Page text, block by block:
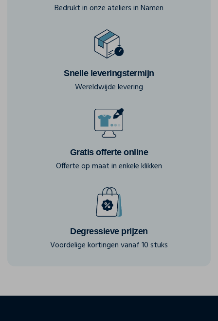
Bedrukt in onze ateliers in Namen
Snelle leveringstermijn
Wereldwijde levering
Gratis offerte online
Offerte op maat in enkele klikken
Degressieve prijzen
Voordelige kortingen vanaf 10 stuks